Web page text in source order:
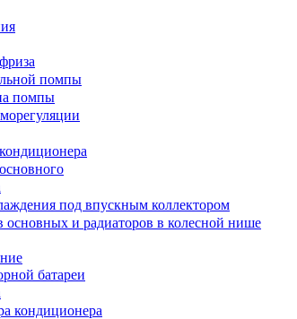
помпы
помпы
под впускным коллектором
основных и радиаторов в колесной нише
батареи
кондиционера